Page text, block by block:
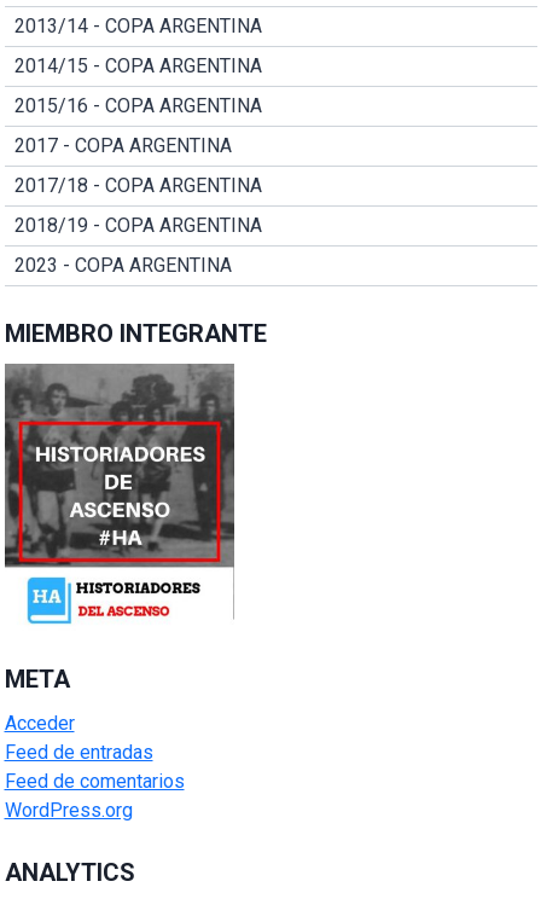
2013/14 - COPA ARGENTINA
2014/15 - COPA ARGENTINA
2015/16 - COPA ARGENTINA
2017 - COPA ARGENTINA
2017/18 - COPA ARGENTINA
2018/19 - COPA ARGENTINA
2023 - COPA ARGENTINA
MIEMBRO INTEGRANTE
META
Acceder
Feed de entradas
Feed de comentarios
WordPress.org
ANALYTICS